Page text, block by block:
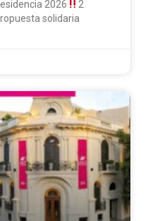
2026
2
solidaria